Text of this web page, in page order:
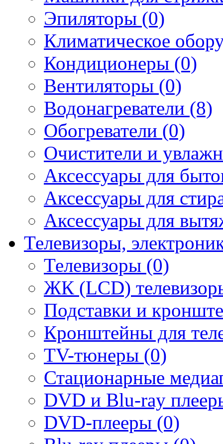
Эпиляторы (0)
Климатическое
Кондиционеры (0)
Вентиляторы (0)
Водонагреватели (8)
Обогреватели (0)
Очистители и
Аксессуары для
Аксессуары для
Аксессуары для
Телевизоры,
Телевизоры (0)
ЖК (LCD)
Подставки и
Кронштейны для
TV-тюнеры (0)
Стационарные
DVD и Blu-ray
DVD-плееры (0)